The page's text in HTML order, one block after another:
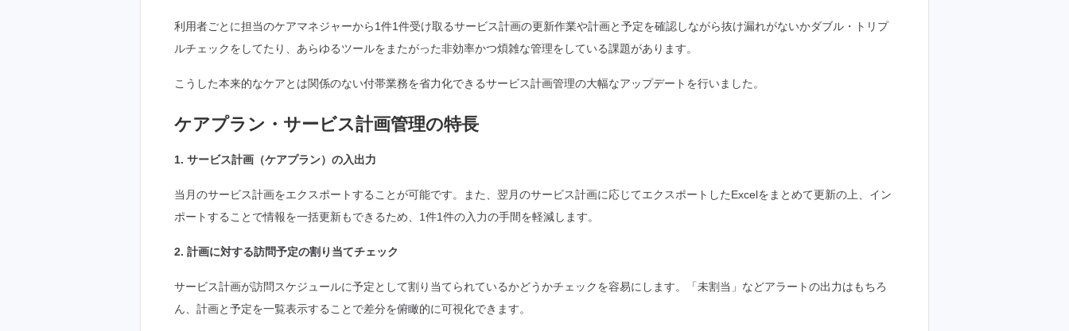
利用者ごとに担当のケアマネジャーから1件1件受け取るサービス計画の更新作業や計画と予定を確認しながら抜け漏れがないかダブル・トリプ
ルチェックをしてたり、あらゆるツールをまたがった非効率かつ煩雑な管理をしている課題があります。
こうした本来的なケアとは関係のない付帯業務を省力化できるサービス計画管理の大幅なアップデートを行いました。
ケアプラン・サービス計画管理の特長
1. サービス計画（ケアプラン）の入出力
当月のサービス計画をエクスポートすることが可能です。また、翌月のサービス計画に応じてエクスポートしたExcelをまとめて更新の上、イン
ポートすることで情報を一括更新もできるため、1件1件の入力の手間を軽減します。
2. 計画に対する訪問予定の割り当てチェック
サービス計画が訪問スケジュールに予定として割り当てられているかどうかチェックを容易にします。「未割当」などアラートの出力はもちろ
ん、計画と予定を一覧表示することで差分を俯瞰的に可視化できます。